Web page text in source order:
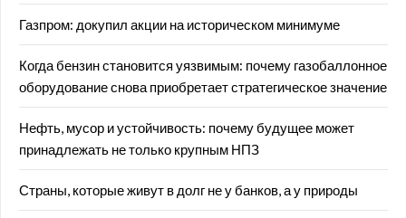
Газпром: докупил акции на историческом минимуме
Когда бензин становится уязвимым: почему газобаллонное
оборудование снова приобретает стратегическое значение
Нефть, мусор и устойчивость: почему будущее может
принадлежать не только крупным НПЗ
Страны, которые живут в долг не у банков, а у природы